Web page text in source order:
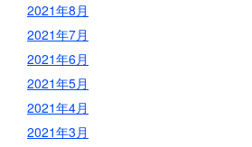
2021年8月
2021年7月
2021年6月
2021年5月
2021年4月
2021年3月